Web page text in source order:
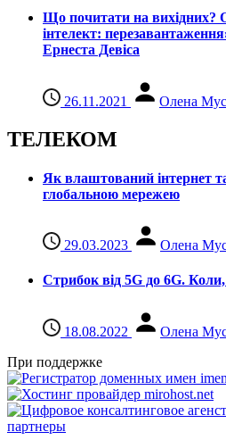
Що почитати на
інтелект:
Ернеста Девіса
26.11.2021 Олена
ТЕЛЕКОМ
Як влаштований інтернет
глобальною мережею
29.03.2023 Олена
Стрибок від 5G до 6G.
18.08.2022
Олена
При поддержке